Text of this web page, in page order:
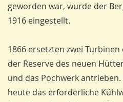
geworden war, wurde der
1916 eingestellt.
1866 ersetzten zwei
der Reserve des neuen
und das Pochwerk
heute das erforderliche